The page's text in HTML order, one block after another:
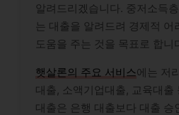
알려드리겠습니다. 중저소득
는 대출을 알려드려 경제적 어
도움을 주는 것을 목표로 합니
햇살론의 주요 서비스에는 저
대출, 소액기업대출, 교육대출
대출은 은행 대출보다 대출 승